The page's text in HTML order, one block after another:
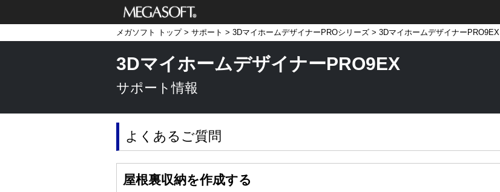
メガソフト株式
会社
メガソフト トップ> サポート > 3DマイホームデザイナーPROシリーズ > 3DマイホームデザイナーPRO9EX
3DマイホームデザイナーPRO9EX
サポート情報
よくあるご質問
屋根裏収納を作成する